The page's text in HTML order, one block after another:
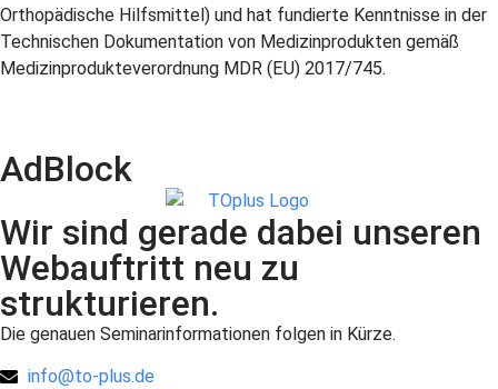
Orthopädische Hilfsmittel) und hat fundierte Kenntnisse in der
Technischen Dokumentation von Medizinprodukten gemäß
Medizinprodukteverordnung MDR (EU) 2017/745.
AdBlock
Wir sind gerade dabei unseren
Webauftritt neu zu
strukturieren.
Die genauen Seminarinformationen folgen in Kürze.
info@to-plus.de